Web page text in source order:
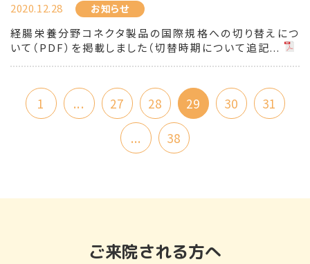
2020.12.28 お知らせ
経腸栄養分野コネクタ製品の国際規格への切り替えにつ
いて（PDF）を掲載しました（切替時期について追記...
1 ... 27 28 29 30
31
...
38
ご来院される方へ